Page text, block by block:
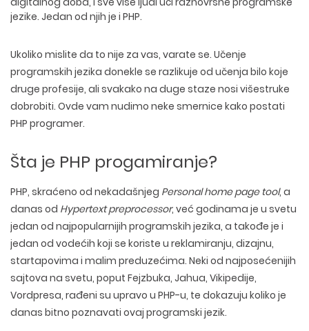
jezike. Jedan od njih je i PHP.
Ukoliko mislite da to nije za vas, varate se. Učenje
programskih jezika donekle se razlikuje od učenja bilo koje
druge profesije, ali svakako na duge staze nosi višestruke
dobrobiti. Ovde vam nudimo neke smernice kako postati
PHP programer.
Šta je PHP progamiranje?
PHP, skraćeno od nekadašnjeg Personal home page tool, a
danas od Hypertext preprocessor, već godinama je u svetu
jedan od najpopularnijih programskih jezika, a takođe je i
jedan od vodećih koji se koriste u reklamiranju, dizajnu,
startapovima i malim preduzećima. Neki od najposećenijih
sajtova na svetu, poput Fejzbuka, Jahua, Vikipedije,
Vordpresa, rađeni su upravo u PHP-u, te dokazuju koliko je
danas bitno poznavati ovaj programski jezik.